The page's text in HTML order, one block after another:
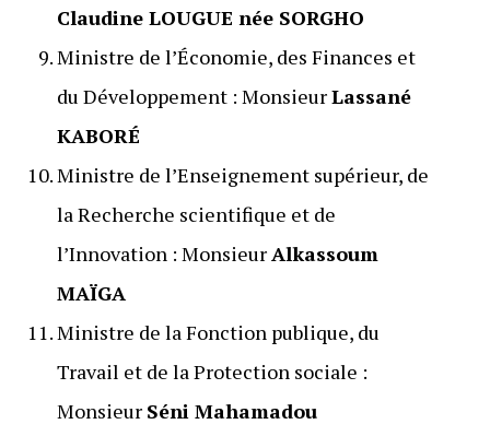
Claudine LOUGUE née SORGHO
Ministre de l’Économie, des Finances et
du Développement : MonsieurLassané
KABORÉ
Ministre de l’Enseignement supérieur, de
la Recherche scientifique et de
l’Innovation : MonsieurAlkassoum
MAÏGA
Ministre de la Fonction publique, du
Travail et de la Protection sociale :
Monsieur Séni Mahamadou